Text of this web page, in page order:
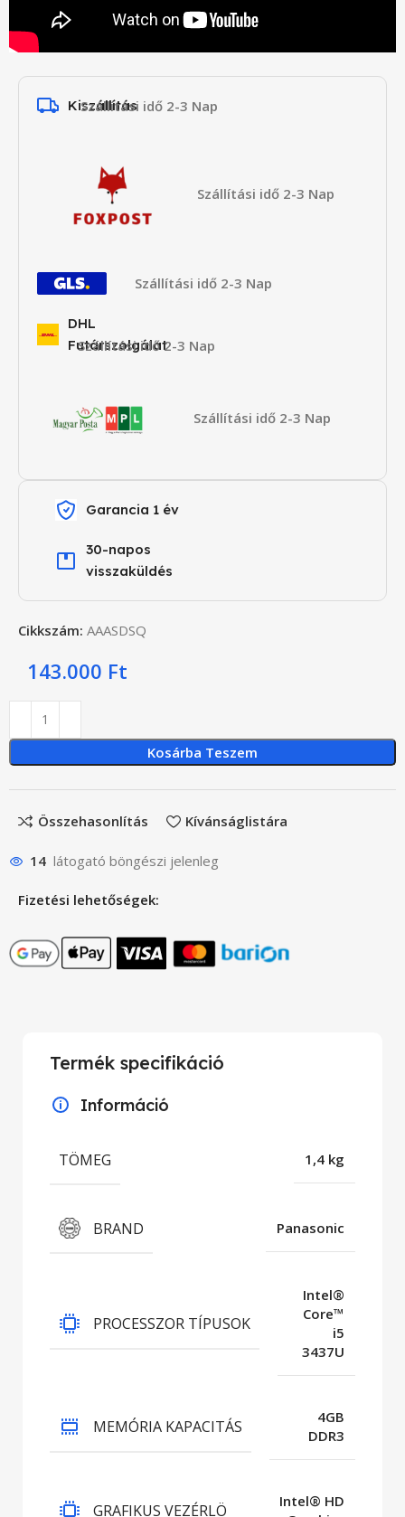
Kiszállítás
Szállítási idő 2-3 Nap
Szállítási idő 2-3 Nap
Szállítási idő 2-3 Nap
DHL
Futárszolgálat
Szállítási idő 2-3 Nap
Szállítási idő 2-3 Nap
Garancia 1 év
30-napos
visszaküldés
Cikkszám:AAASDSQ
143.000 Ft
Kosárba Teszem
Összehasonlítás Kívánságlistára
14 látogató böngészi jelenleg
Fizetési lehetőségek:
Termék specifikáció
Információ
TÖMEG 1,4 kg
BRAND Panasonic
PROCESSZOR TÍPUSOK
Intel®
Core™
i5
3437U
MEMÓRIA KAPACITÁS
4GB
DDR3
GRAFIKUS VEZÉRLÖ
Intel® HD